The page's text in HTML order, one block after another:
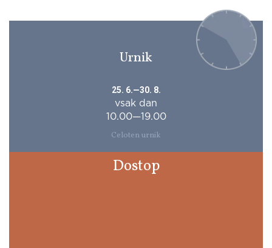
Urnik
25. 6.—30. 8.
vsak dan
10.00—19.00
Celoten urnik
Dostop